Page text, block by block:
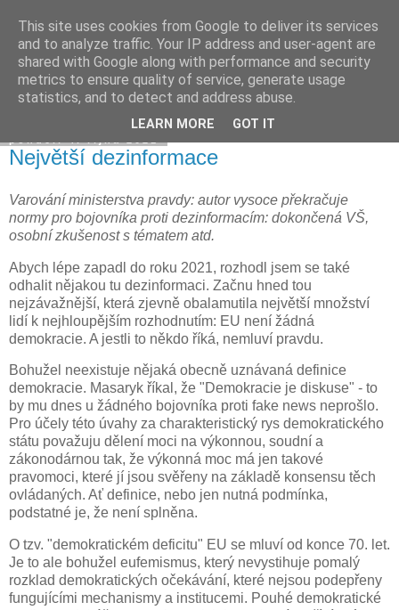
Davidova tisková kancelář
Největší dezinformace
Varování ministerstva pravdy: autor vysoce překračuje
normy pro bojovníka proti dezinformacím: dokončená VŠ,
osobní zkušenost s tématem atd.
Abych lépe zapadl do roku 2021, rozhodl jsem se také
odhalit nějakou tu dezinformaci. Začnu hned tou
nejzávažnější, která zjevně obalamutila největší množství
lidí k nejhloupějším rozhodnutím: EU není žádná
demokracie. A jestli to někdo říká, nemluví pravdu.
Bohužel neexistuje nějaká obecně uznávaná definice
demokracie. Masaryk říkal, že "Demokracie je diskuse" - to
by mu dnes u žádného bojovníka proti fake news neprošlo.
Pro účely této úvahy za charakteristický rys demokratického
státu považuju dělení moci na výkonnou, soudní a
zákonodárnou tak, že výkonná moc má jen takové
pravomoci, které jí jsou svěřeny na základě konsensu těch
ovládaných. Ať definice, nebo jen nutná podmínka,
podstatné je, že není splněna.
O tzv. "demokratickém deficitu" EU se mluví od konce 70. let.
Je to ale bohužel eufemismus, který nevystihuje pomalý
rozklad demokratických očekávání, které nejsou podepřeny
fungujícími mechanismy a institucemi. Pouhé demokratické
This site uses cookies from Google to deliver its services
and to analyze traffic. Your IP address and user-agent are
shared with Google along with performance and security
metrics to ensure quality of service, generate usage
statistics, and to detect and address abuse.
LEARN MORE GOT IT